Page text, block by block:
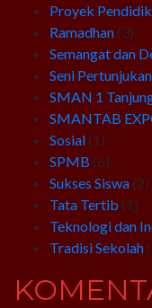
Proyek
Ramadhan (3)
Semangat dan
Seni Pertunjukan
SMAN 1
SMANTAB
Sosial (1)
SPMB (6)
Sukses Siswa (2)
Tata Tertib (1)
Teknologi dan
Tradisi Sekolah